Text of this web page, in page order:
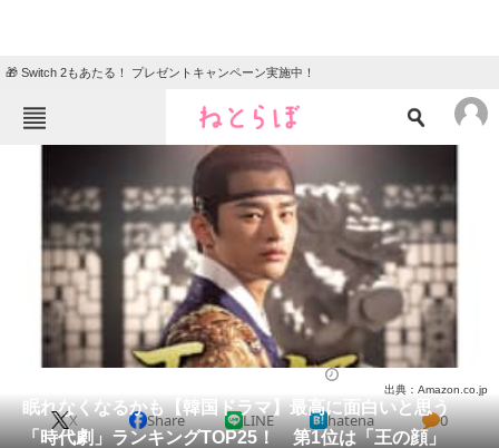
🎁 Switch 2もあたる！ プレゼントキャンペーン実施中！
ニュース
エンタメ クイズ
グルメ 地域
住まい 教育・育児
リサーチ
会員記事
眠れなくなるかも【韓国ドラマ】最高に面白いと思う
「時代劇」ランキングTOP25！ 第1位は「王の顔」
出典：Amazon.co.jp
X Share LINE hatena 0